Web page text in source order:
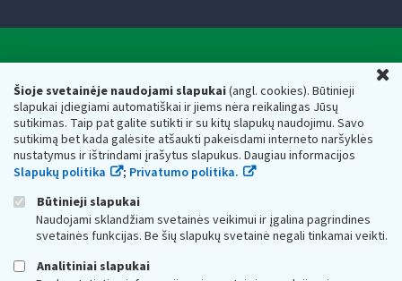
Šioje svetainėje naudojami slapukai(angl. cookies). Būtinieji
slapukai įdiegiami automatiškai ir jiems nėra reikalingas Jūsų
sutikimas. Taip pat galite sutikti ir su kitų slapukų naudojimu. Savo
sutikimą bet kada galėsite atšaukti pakeisdami interneto naršyklės
nustatymus ir ištrindami įrašytus slapukus. Daugiau informacijos
Slapukų politika
; Privatumo politika.
Būtinieji slapukai
Naudojami sklandžiam svetainės veikimui ir įgalina pagrindines
svetainės funkcijas. Be šių slapukų svetainė negali tinkamai veikti.
Analitiniai slapukai
Valstybinė mokesčių inspekcija prie Lietuvos
Respublikos finansų ministerijos
Biudžetinė įstaiga. Juridinio asmens kodas — 188659752,
adresas: Vasario 16-osios g. 14, 01107 Vilnius, Lietuva, el.paštas:
vmi@vmi.lt, E. pristatymo dėžutės adresas 188659752
Duomenys apie Valstybinę mokesčių inspekciją prie Lietuvos
Respublikos finansų ministerijos kaupiami ir saugomi Juridinių